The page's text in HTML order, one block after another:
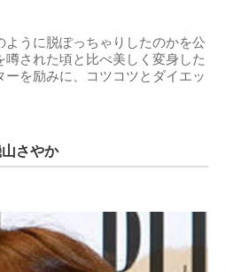
ように脱ぽっちゃりしたのかを公
された頃と比べ美しく変身した
を励みに、コツコツとダイエッ
さやか